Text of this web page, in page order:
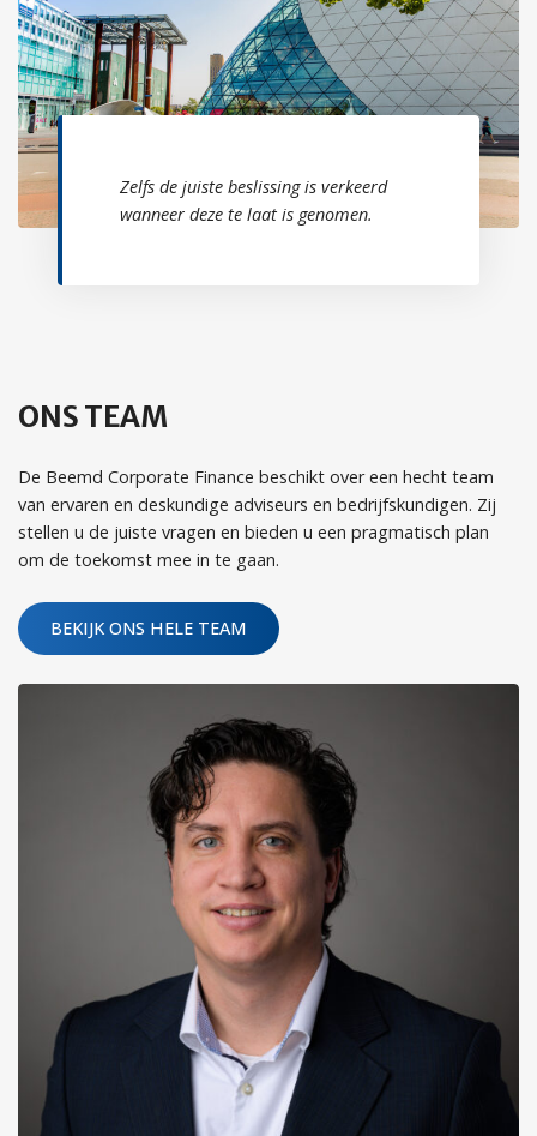
Zelfs de juiste beslissing is verkeerd
wanneer deze te laat is genomen.
ONS TEAM
De Beemd Corporate Finance beschikt over een hecht team
van ervaren en deskundige adviseurs en bedrijfskundigen. Zij
stellen u de juiste vragen en bieden u een pragmatisch plan
om de toekomst mee in te gaan.
BEKIJK ONS HELE TEAM